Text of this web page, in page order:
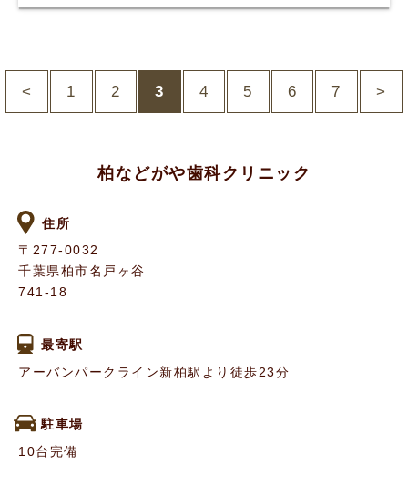
< 1 2 3 4 5 6 7 >
柏などがや歯科クリニック
住所
〒277-0032
千葉県柏市名戸ヶ谷
741-18
最寄駅
アーバンパークライン新柏駅より徒歩23分
駐車場
10台完備